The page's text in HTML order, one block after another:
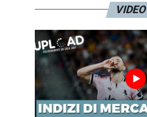
VIDEO